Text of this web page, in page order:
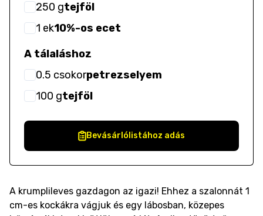
250 gtejföl
1 ek10%-os ecet
A tálaláshoz
0.5 csokorpetrezselyem
100 gtejföl
Bevásárlólistához adás
A krumplileves gazdagon az igazi! Ehhez a szalonnát 1
cm-es kockákra vágjuk és egy lábosban, közepes